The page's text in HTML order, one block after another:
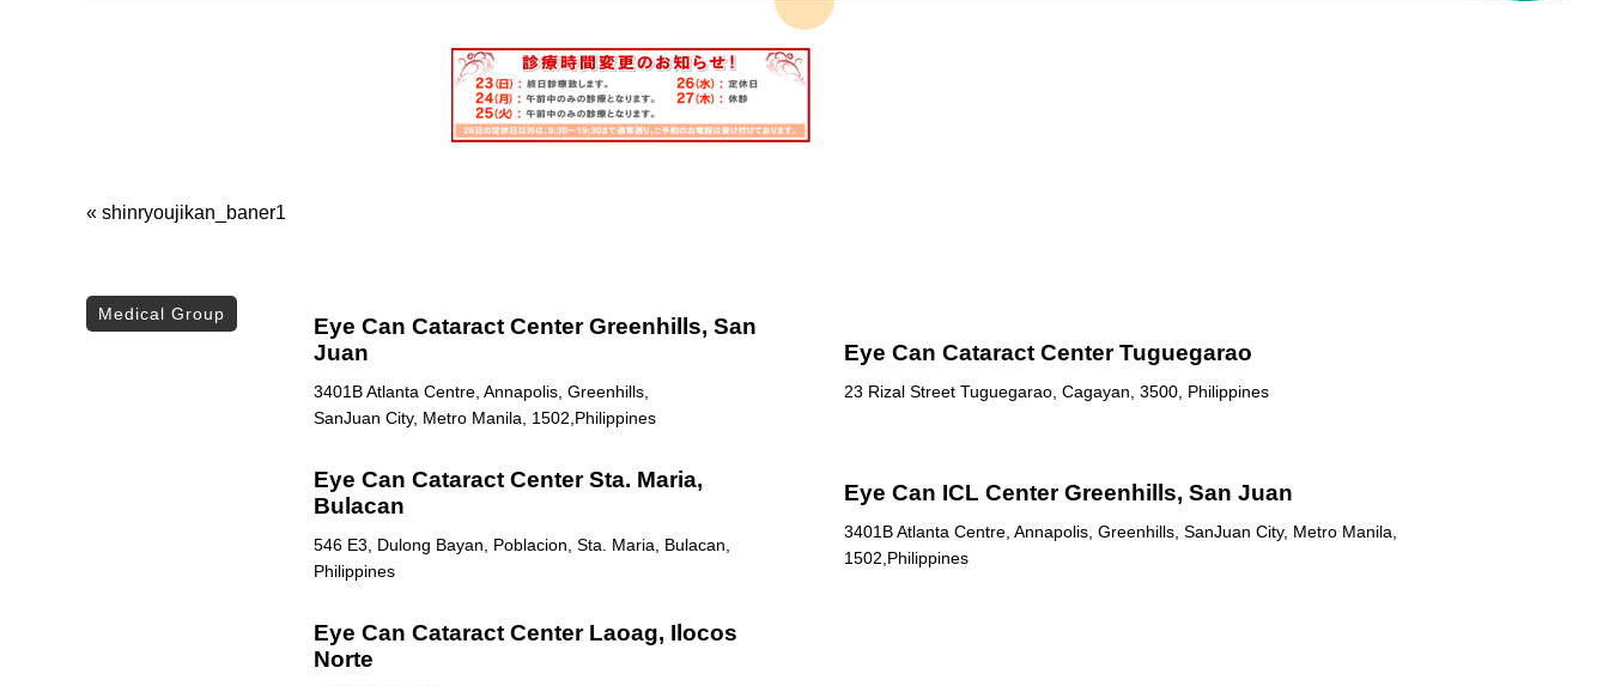
« shinryoujikan_baner1
Medical Group
Eye Can Cataract Center Greenhills, San
Juan
3401B Atlanta Centre, Annapolis, Greenhills,
SanJuan City, Metro Manila, 1502,Philippines
Eye Can Cataract Center Tuguegarao
23 Rizal Street Tuguegarao, Cagayan, 3500, Philippines
Eye Can Cataract Center Sta. Maria,
Bulacan
546 E3, Dulong Bayan, Poblacion, Sta. Maria, Bulacan,
Philippines
Eye Can ICL Center Greenhills, San Juan
3401B Atlanta Centre, Annapolis, Greenhills, SanJuan City, Metro Manila,
1502,Philippines
Eye Can Cataract Center Laoag, Ilocos
Norte